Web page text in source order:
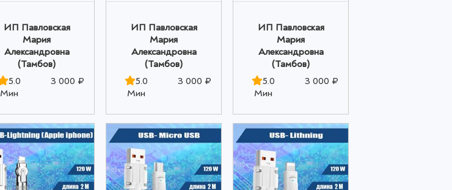
ИП Павловская
Мария
Александровна
(Тамбов)
5.0
Мин
3 000 ₽
ИП Павловская
Мария
Александровна
(Тамбов)
5.0
Мин
3 000 ₽
ИП Павловская
Мария
Александровна
(Тамбов)
5.0
Мин
3 000 ₽